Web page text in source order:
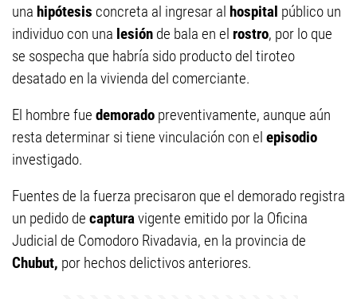
una hipótesis concreta al ingresar al hospital público un
individuo con una lesión de bala en el rostro, por lo que
se sospecha que habría sido producto del tiroteo
desatado en la vivienda del comerciante.
El hombre fue demorado preventivamente, aunque aún
resta determinar si tiene vinculación con el episodio
investigado.
Fuentes de la fuerza precisaron que el demorado registra
un pedido de capturavigente emitido por la Oficina
Judicial de Comodoro Rivadavia, en la provincia de
Chubut, por hechos delictivos anteriores.